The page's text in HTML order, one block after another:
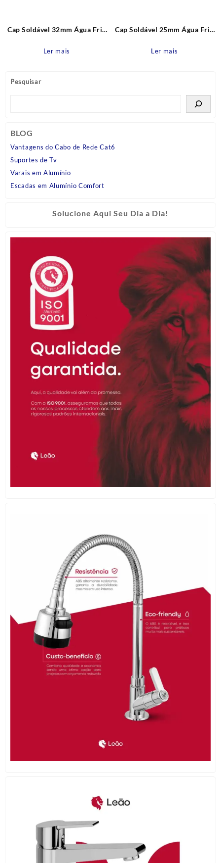
Pesquisar
BLOG
Vantagens do Cabo de Rede Cat6
Suportes de Tv
Varais em Alumínio
Escadas em Alumínio Comfort
Solucione Aqui Seu Dia a Dia!
Cap Soldável 32mm Água Fria
Ler mais
Cap Soldável 25mm Água Fria
Ler mais